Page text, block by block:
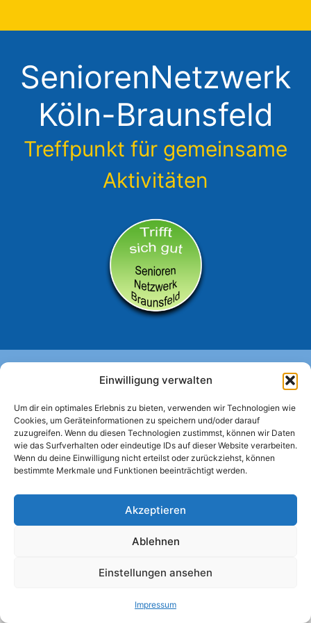
Einwilligung verwalten
Um dir ein optimales Erlebnis zu bieten, verwenden wir Technologien wie
Cookies, um Geräteinformationen zu speichern und/oder darauf
zuzugreifen. Wenn du diesen Technologien zustimmst, können wir Daten
wie das Surfverhalten oder eindeutige IDs auf dieser Website verarbeiten.
Wenn du deine Einwilligung nicht erteilst oder zurückziehst, können
bestimmte Merkmale und Funktionen beeinträchtigt werden.
Akzeptieren
Ablehnen
Einstellungen ansehen
Impressum
SeniorenNetzwerk
Köln-Braunsfeld
Treffpunkt für gemeinsame
Aktivitäten
Bildergalerien
Diese Seite ist im Aufbau
mitGeneratePress